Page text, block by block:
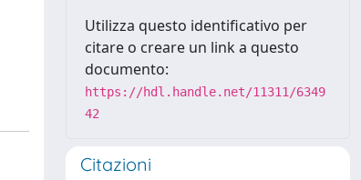
Utilizza questo identificativo per
citare o creare un link a questo
documento:
https://hdl.handle.net/11311/6349
42
Citazioni